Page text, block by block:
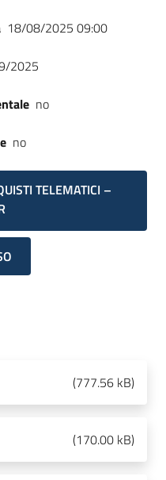
18/08/2025 09:00
2025
no
no
TELEMATICI –
(777.56 kB)
(170.00 kB)